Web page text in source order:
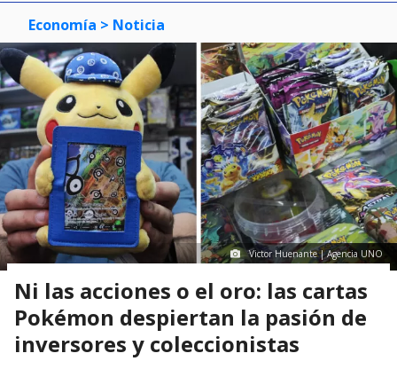
Economía > Noticia
Victor Huenante | Agencia UNO
Ni las acciones o el oro: las cartas
Pokémon despiertan la pasión de
inversores y coleccionistas